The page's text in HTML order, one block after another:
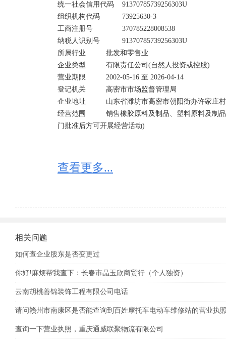
统一社会信用代码	91370785739256303U
组织机构代码	        73925630-3
工商注册号	        370785228008538
纳税人识别号	        91370785739256303U
所属行业	        批发和零售业
企业类型	        有限责任公司(自然人投资或控股)
营业期限	        2002-05-16 至 2026-04-14
登记机关	        高密市市场监督管理局
企业地址	        山东省潍坊市高密市朝阳街办许家庄村
经营范围	        销售橡胶原料及制品、塑料原料及制品、纺织印染助剂。(依法须经批准的项目,经相关部
门批准后方可开展经营活动)
查看更多...
相关问题
如何查企业股东是否变更过
你好!麻烦帮我查下：长春市晶玉欣商贸行（个人独资）
云南胡桃善锦装饰工程有限公司电话
请问赣州市南康区是否能查询到百姓摩托车电动车维修站的营业执
查询一下营业执照，重庆通威联聚物流有限公司